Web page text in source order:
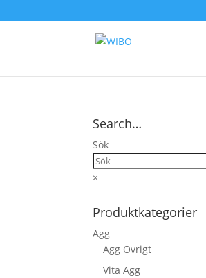
Search…
Sök
×
Produktkategorier
Ägg
Ägg Övrigt
Vita Ägg